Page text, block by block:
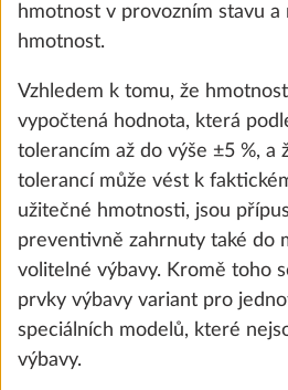
Sada Autark: regulátor
boosterem, lithiová
Epsilon, 100 Ah) a
hmotnost v provozním stavu a
hmotnost.
Vzhledem k tomu, že
vypočtená hodnota, která
tolerancím až do výše ±5 %, a
tolerancí může vést k
užitečné hmotnosti, jsou
preventivně zahrnuty také do
volitelné výbavy. Kromě toho
prvky výbavy variant pro
speciálních modelů, které
výbavy.